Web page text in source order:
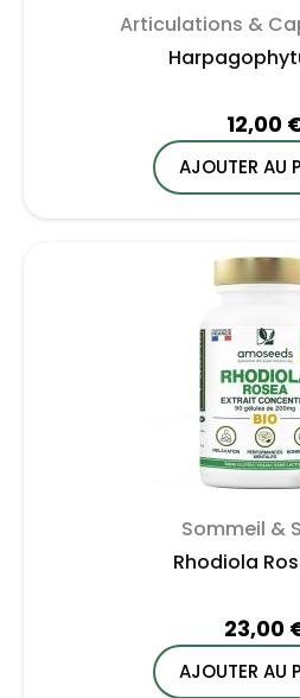
Articulations &
12,00
AJOUTER AU
Sommeil &
Rhodiola
23,00
AJOUTER AU